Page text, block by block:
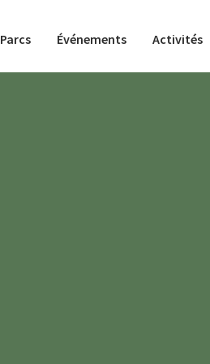
Parcs Événements Activités